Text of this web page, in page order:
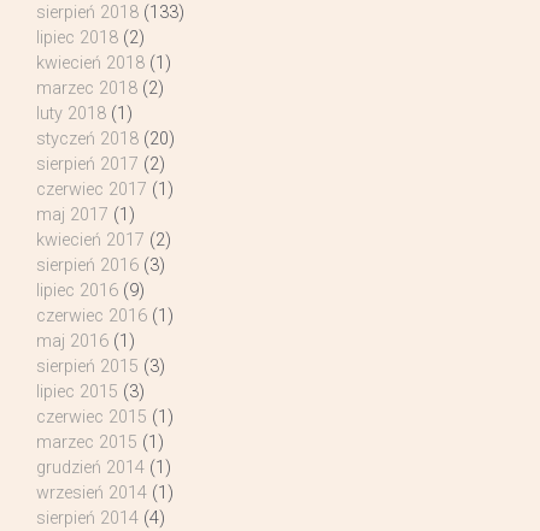
sierpień 2018 (133)
lipiec 2018 (2)
kwiecień 2018 (1)
marzec 2018 (2)
luty 2018 (1)
styczeń 2018 (20)
sierpień 2017 (2)
czerwiec 2017 (1)
maj 2017 (1)
kwiecień 2017 (2)
sierpień 2016 (3)
lipiec 2016 (9)
czerwiec 2016 (1)
maj 2016 (1)
sierpień 2015 (3)
lipiec 2015 (3)
czerwiec 2015 (1)
marzec 2015 (1)
grudzień 2014 (1)
wrzesień 2014 (1)
sierpień 2014 (4)